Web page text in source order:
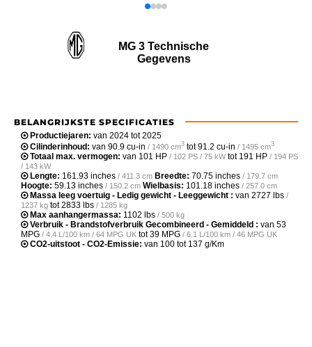
MG 3 Technische
Gegevens
BELANGRIJKSTE SPECIFICATIES
Productiejaren: van 2024 tot 2025
Cilinderinhoud: van 90.9 cu-in / 1490 cm3 tot91.2 cu-in / 1495 cm3
Totaal max. vermogen: van 101 HP / 102 PS / 75 kWtot 191 HP / 194 PS
/ 143 kW
Lengte: 161.93 inches / 411.3 cm Breedte: 70.75 inches / 179.7 cm
Hoogte: 59.13 inches / 150.2 cm Wielbasis: 101.18 inches / 257.0 cm
Massa leeg voertuig - Ledig gewicht - Leeggewicht : van 2727 lbs /
1237 kg tot2833 lbs / 1285 kg
Max aanhangermassa: 1102 lbs / 500 kg
Verbruik - Brandstofverbruik Gecombineerd - Gemiddeld : van 53
MPG / 4.4 L/100 km / 64 MPG UK tot39 MPG / 6.1 L/100 km / 46 MPG UK
CO2-uitstoot - CO2-Emissie: van 100 tot 137 g/Km